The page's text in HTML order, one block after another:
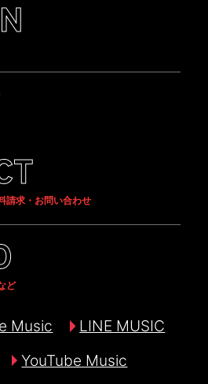
請求・お問い合わせ
ど
Music
LINE MUSIC
YouTube Music